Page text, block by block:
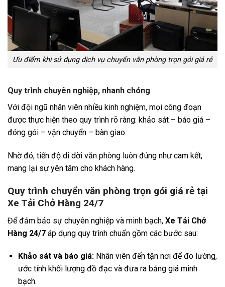
Ưu điểm khi sử dụng dịch vụ chuyển văn phòng trọn gói giá rẻ
Quy trình chuyên nghiệp, nhanh chóng
Với đội ngũ nhân viên nhiều kinh nghiệm, mọi công đoạn
được thực hiện theo quy trình rõ ràng: khảo sát – báo giá –
đóng gói – vận chuyển – bàn giao.
Nhờ đó, tiến độ di dời văn phòng luôn đúng như cam kết,
mang lại sự yên tâm cho khách hàng.
Quy trình chuyển văn phòng trọn gói giá rẻ tại
Xe Tải Chở Hàng 24/7
Để đảm bảo sự chuyên nghiệp và minh bạch, Xe Tải Chở
Hàng 24/7 áp dụng quy trình chuẩn gồm các bước sau:
Khảo sát và báo giá:Nhân viên đến tận nơi để đo lường,
ước tính khối lượng đồ đạc và đưa ra bảng giá minh
bạch.